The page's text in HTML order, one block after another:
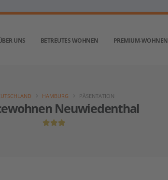
UNS BETREUTES WOHNEN PREMIUM-WOHNEN
Neuwiedenthal
HAMBURG PÄSENTATION